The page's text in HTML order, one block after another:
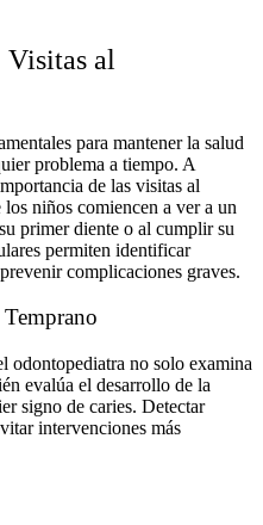
Visitas al
para mantener la salud
problema a tiempo. A
de las visitas al
niños comiencen a ver a un
primer diente o al cumplir su
permiten identificar
complicaciones graves.
odontopediatra no solo examina
evalúa el desarrollo de la
signo de caries. Detectar
intervenciones más